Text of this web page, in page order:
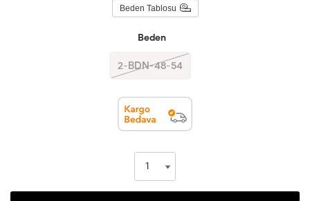
Beden Tablosu
Beden
2-BDN-48-54